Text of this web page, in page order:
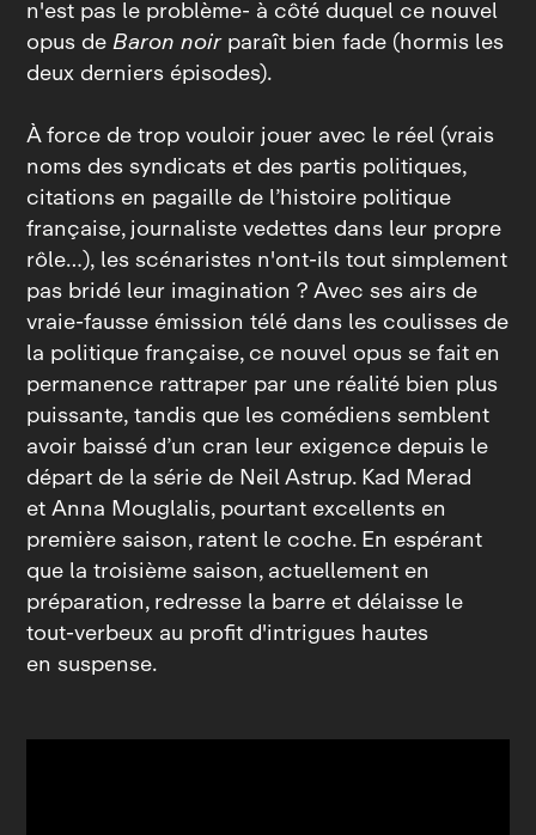
n'est pas le problème‑ à côté duquel ce nouvel
opus deBaron noirparaît bien fade (hormis les
deux derniers épisodes).
À force de trop vouloir jouer avec le réel (vrais
noms des syndicats et des partis politiques,
citations en pagaille de l’histoire politique
française, journaliste vedettes dans leur propre
rôle…), les scénaristes n'ont‑ils tout simplement
pas bridé leur imagination ? Avec ses airs de
vraie‑fausse émission télé dans les coulisses de
la politique française, ce nouvel opus se fait en
permanence rattraper par une réalité bien plus
puissante, tandis que les comédiens semblent
avoir baissé d’un cran leur exigence depuis le
départ de la série de Neil Astrup. Kad Merad
et Anna Mouglalis, pourtant excellents en
première saison, ratent le coche. En espérant
que la troisième saison, actuellement en
préparation, redresse la barre et délaisse le
tout‑verbeux au profit d'intrigues hautes
en suspense.